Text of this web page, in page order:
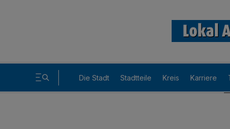
Die Stadt Stadtteile Kreis Karriere